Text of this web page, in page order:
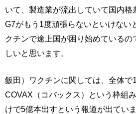
いて、製造業が流出していて国内格
G7がもう1度頑張らないといけない
クチンで途上国が困り始めているの
しいと思います。
飯田）ワクチンに関しては、全体で
COVAX（コバックス）という枠組
けで5億本出すという報道が出ていま